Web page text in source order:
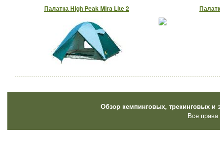
Палатка High Peak Mira Lite 2
Обзор кемпинговых, трекинговых и
Все